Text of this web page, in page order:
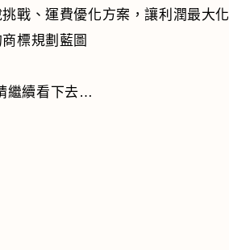
戰、運費優化方案，讓利潤最大化
標規劃藍圖
繼續看下去…